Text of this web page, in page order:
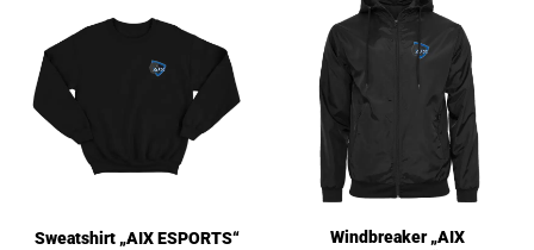
Sweatshirt „AIX ESPORTS“
Windbreaker „AIX